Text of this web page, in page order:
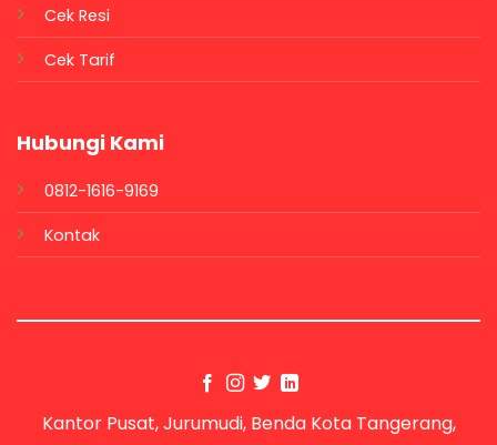
Cek Resi
Cek Tarif
Hubungi Kami
0812-1616-9169
Kontak
Kantor Pusat, Jurumudi, Benda Kota Tangerang,